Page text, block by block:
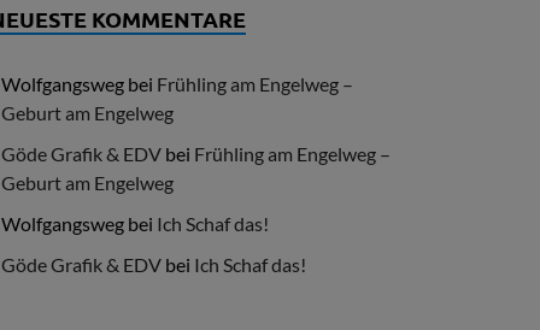
KOMMENTARE
Wolfgangsweg bei Frühling am Engelweg –
Geburt am Engelweg
Göde Grafik & EDV bei Frühling am Engelweg –
Geburt am Engelweg
Wolfgangsweg bei Ich Schaf das!
Göde Grafik & EDV bei Ich Schaf das!